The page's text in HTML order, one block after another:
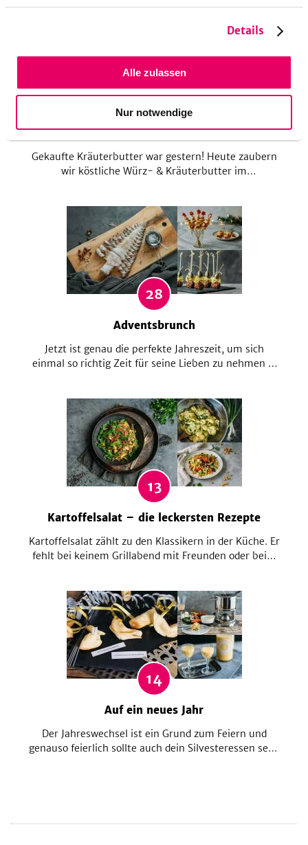
Details
Alle zulassen
Nur notwendige
Küchlein gehen einfach immer. Klick dich doch
9
Würz- & Kräuterbutter – gut geschmiert ist halb
gewonnen
Gekaufte Kräuterbutter war gestern! Heute zaubern
wir köstliche Würz- & Kräuterbutter im
Buffet – diese Kreationen sehen nicht nur hübsch
aus, sondern verwöhnen auch unsere Gaumen mit
raffinierten Aromen!
28
Adventsbrunch
Jetzt ist genau die perfekte Jahreszeit, um sich
einmal so richtig Zeit für seine Lieben zu nehmen –
Mittagessen ist eine ungezwungene Gelegenheit, um
sich nett zu unterhalten und nebenbei köstlich zu
schlemmen.
13
Kartoffelsalat – die leckersten Rezepte
Kartoffelsalat zählt zu den Klassikern in der Küche. Er
fehlt bei keinem Grillabend mit Freunden oder beim
Varianten: mit Korianderpesto, böhmisch oder
schwäbisch, mit Kapern und Paprika ...
14
Auf ein neues Jahr
Der Jahreswechsel ist ein Grund zum Feiern und
genauso feierlich sollte auch dein Silvesteressen sein!